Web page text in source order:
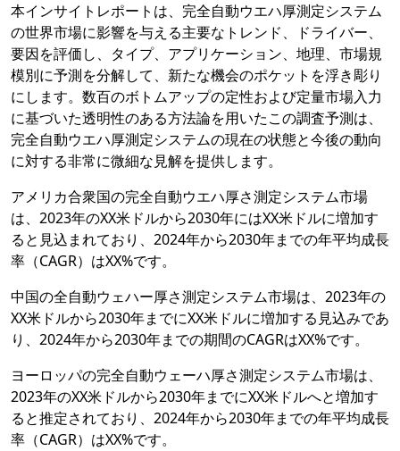
本インサイトレポートは、完全自動ウエハ厚測定システム
の世界市場に影響を与える主要なトレンド、ドライバー、
要因を評価し、タイプ、アプリケーション、地理、市場規
模別に予測を分解して、新たな機会のポケットを浮き彫り
にします。数百のボトムアップの定性および定量市場入力
に基づいた透明性のある方法論を用いたこの調査予測は、
完全自動ウエハ厚測定システムの現在の状態と今後の動向
に対する非常に微細な見解を提供します。
アメリカ合衆国の完全自動ウエハ厚さ測定システム市場
は、2023年のXX米ドルから2030年にはXX米ドルに増加す
ると見込まれており、2024年から2030年までの年平均成長
率（CAGR）はXX%です。
中国の全自動ウェハー厚さ測定システム市場は、2023年の
XX米ドルから2030年までにXX米ドルに増加する見込みであ
り、2024年から2030年までの期間のCAGRはXX%です。
ヨーロッパの完全自動ウェーハ厚さ測定システム市場は、
2023年のXX米ドルから2030年までにXX米ドルへと増加す
ると推定されており、2024年から2030年までの年平均成長
率（CAGR）はXX%です。